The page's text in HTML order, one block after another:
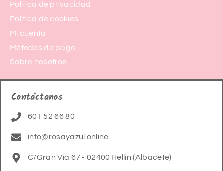
Política de privacidad
Política de cookies
Mi cuenta
Métodos de pago
Sobre nosotros
Contáctanos
601 52 66 80
info@rosayazul.online
C/Gran Vía 67 - 02400 Hellín (Albacete)